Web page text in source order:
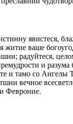
явистеся,
ваше
радуйтеся,
и разума
и тамо со Ангелы
вечное
Февроние.